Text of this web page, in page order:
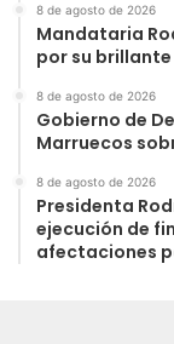
8 de agosto de 2026
Mandataria
por su
8 de agosto de 2026
Gobierno de
Marruecos
8 de agosto de 2026
Presidenta
ejecución de
afectaciones